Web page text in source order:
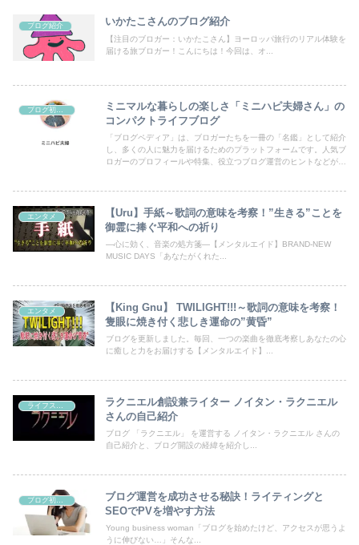
ブログ紹介 いかたこさんのブログ紹介
【注目のブロガー：いかたこさん】ヨーロッパ旅行のリアル体験を
届ける旅ブロガー！こんにちは！今回は、オ...
ブログ初心者向け
ミニマルな暮らしの楽しさ「ミニハピ夫婦さん」の
コンパクトライフブログ
「ブログペディア」は、ブロガーたちを一冊の「名鑑」として紹介
し、多くの人に魅力を届けるためのプラットフォームです。人気ブ
ロガーのプロフィールや特集、役立つブログ運営のヒントなどが満
エンタメ
【Uru】手紙～歌詞の意味を考察！”生きる”ことを
御霊に捧ぐ平和への祈り
―心に効く、音楽の処方箋―【メンタルエイド】BRAND-NEW
MUSIC DAYS「あなたがくれた...
エンタメ
【King Gnu】 TWILIGHT!!!～歌詞の意味を考察！
隻眼に焼き付く悲しき運命の”黄昏”
ブログを更新しました。毎回、一つの楽曲を徹底考察しあなたの心
に癒しと力をお届けする【メンタルエイド】...
ライフスタイル
ラクニエル創設兼ライター ノイタン・ラクニエル
さんの自己紹介
ブログ 「ラクニエル」 を運営する ノイタン・ラクニエル さんの
自己紹介と、ブログ開設の経緯を紹介し...
ブログ初心者向け
ブログ運営を成功させる秘訣！ライティングと
SEOでPVを増やす方法
Young business woman「ブログを始めたけど、アクセスが思うよ
うに伸びない…」そんな...